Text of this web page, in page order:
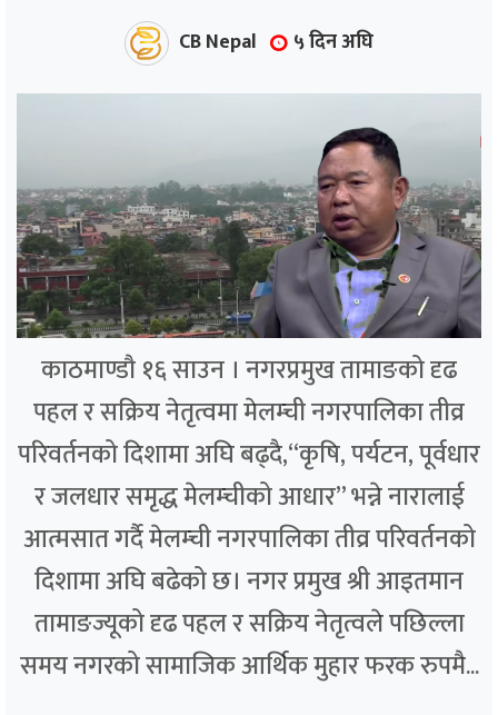
CB Nepal ५ दिन अघि
काठमाण्डौ १६ साउन । नगरप्रमुख तामाङको दृढ
पहल र सक्रिय नेतृत्वमा मेलम्ची नगरपालिका तीव्र
परिवर्तनको दिशामा अघि बढ्दै,“कृषि, पर्यटन, पूर्वधार
र जलधार समृद्ध मेलम्चीको आधार” भन्ने नारालाई
आत्मसात गर्दै मेलम्ची नगरपालिका तीव्र परिवर्तनको
दिशामा अघि बढेको छ। नगर प्रमुख श्री आइतमान
तामाङज्यूको दृढ पहल र सक्रिय नेतृत्वले पछिल्ला
समय नगरको सामाजिक आर्थिक मुहार फरक रुपमै...